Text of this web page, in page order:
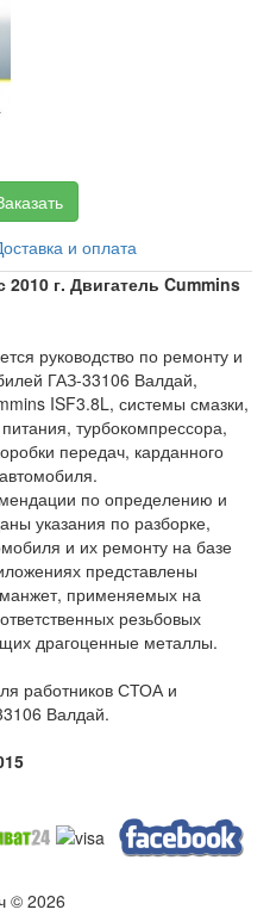
и оплата
2010 г. Двигатель Cummins
руководство по ремонту и
ГАЗ-33106 Валдай,
ISF3.8L, системы смазки,
турбокомпрессора,
передач, карданного
по определению и
указания по разборке,
и их ремонту на базе
представлены
применяемых на
резьбовых
драгоценные металлы.
работников СТОА и
Валдай.
© 2026